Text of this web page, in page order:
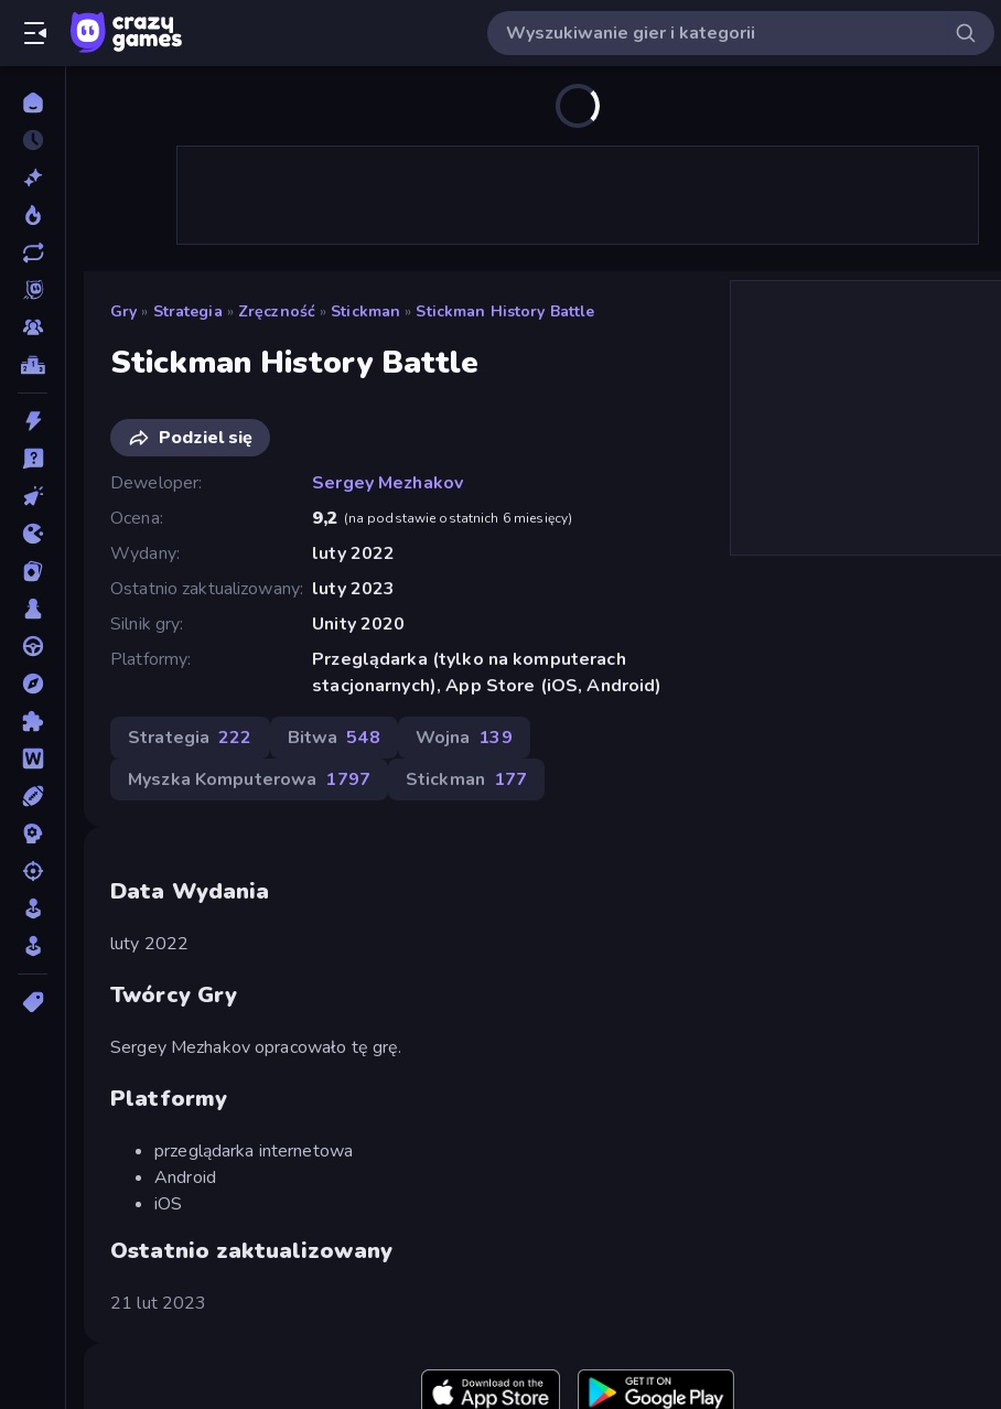
Gry » Strategia » Zręczność » Stickman » Stickman History Battle
Stickman History Battle
Podziel się
Deweloper
Sergey Mezhakov
Ocena
9,2 (na podstawie ostatnich 6 miesięcy)
Wydany
luty 2022
Ostatnio zaktualizowany luty 2023
Silnik gry
Unity 2020
Platformy
Przeglądarka (tylko na komputerach
stacjonarnych), App Store (iOS, Android)
Strategia 222 Bitwa 548 Wojna 139
Myszka Komputerowa 1797 Stickman 177
Data Wydania
luty 2022
Twórcy Gry
Sergey Mezhakov opracowało tę grę.
Platformy
przeglądarka internetowa
Android
iOS
Ostatnio zaktualizowany
21 lut 2023